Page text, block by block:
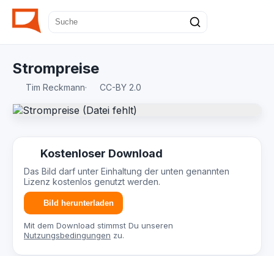
Strompreise
Tim Reckmann· CC-BY 2.0
Kostenloser Download
Das Bild darf unter Einhaltung der unten genannten
Lizenz kostenlos genutzt werden.
Bild herunterladen
Mit dem Download stimmst Du unseren
Nutzungsbedingungen zu.